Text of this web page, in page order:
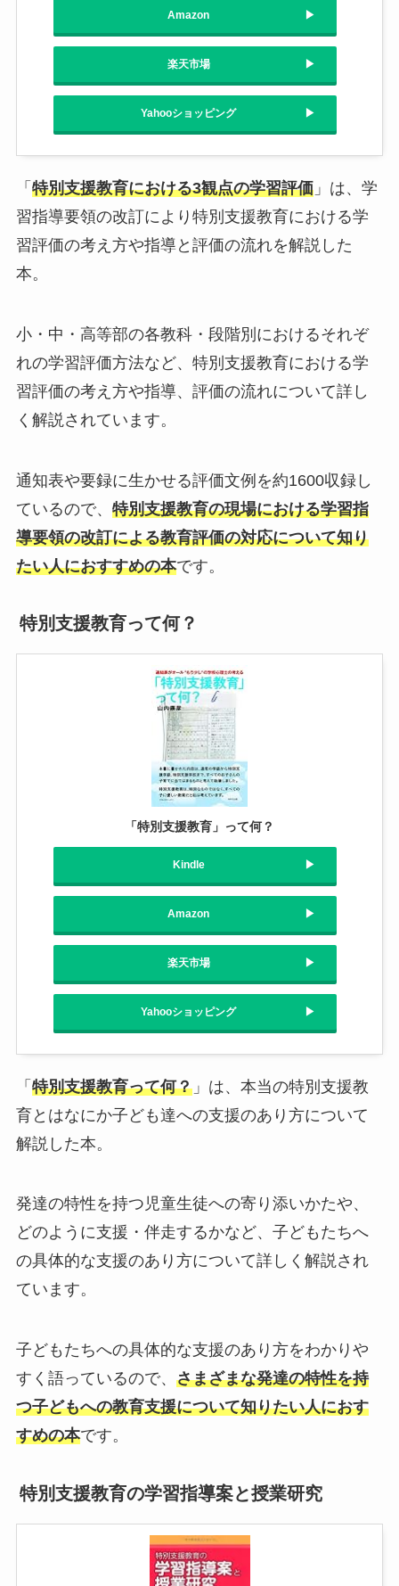
Amazon
楽天市場
Yahooショッピング
「 特別支援教育における3観点の学習評価」は、学
習指導要領の改訂により特別支援教育における学
習評価の考え方や指導と評価の流れを解説した
本。
小・中・高等部の各教科・段階別におけるそれぞ
れの学習評価方法など、特別支援教育における学
習評価の考え方や指導、評価の流れについて詳し
く解説されています。
通知表や要録に生かせる評価文例を約1600収録し
ているので、 特別支援教育の現場における学習指
導要領の改訂による教育評価の対応について知り
たい人におすすめの本です。
特別支援教育って何？
「特別支援教育」って何？
Kindle
Amazon
楽天市場
Yahooショッピング
「 特別支援教育って何？」は、本当の特別支援教
育とはなにか子ども達への支援のあり方について
解説した本。
発達の特性を持つ児童生徒への寄り添いかたや、
どのように支援・伴走するかなど、子どもたちへ
の具体的な支援のあり方について詳しく解説され
ています。
子どもたちへの具体的な支援のあり方をわかりや
すく語っているので、 さまざまな発達の特性を持
つ子どもへの教育支援について知りたい人におす
すめの本です。
特別支援教育の学習指導案と授業研究